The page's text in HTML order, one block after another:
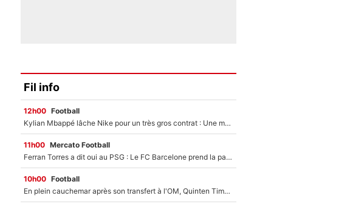
Fil info
12h00 Football
Kylian Mbappé lâche Nike pour un très gros contrat : Une marque «inattendue» va frapper très fort
11h00 Mercato Football
Ferran Torres a dit oui au PSG : Le FC Barcelone prend la parole alors qu'un transfert de l'attaquant espagnol prend forme
10h00 Football
En plein cauchemar après son transfert à l'OM, Quinten Timber raconte ses doutes après sa signature à Marseille